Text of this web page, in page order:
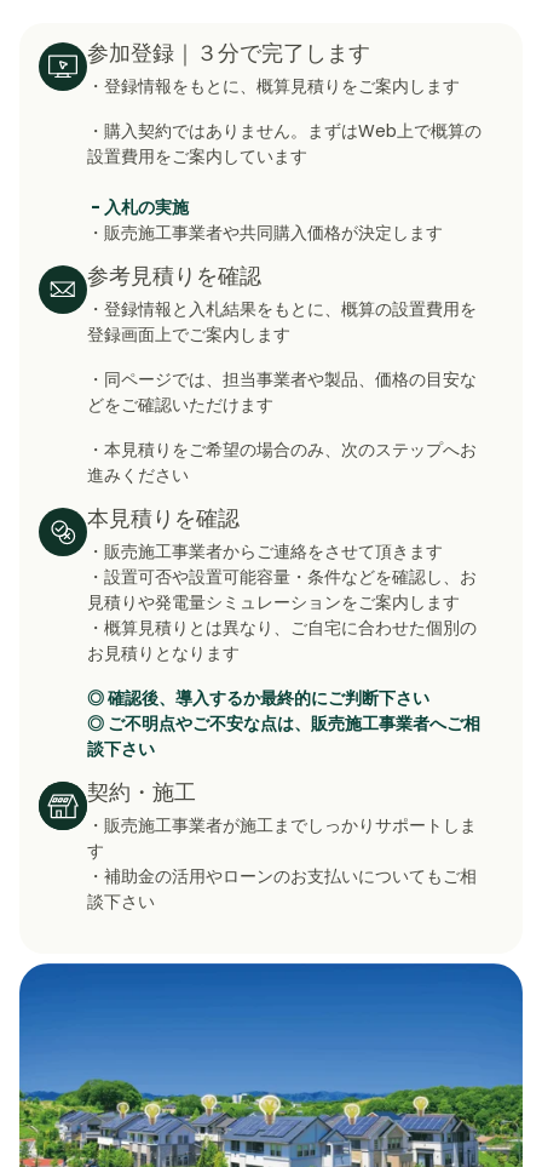
参加登録｜３分で完了します
・登録情報をもとに、概算見積りをご案内します
・購入契約ではありません。まずはWeb上で概算の
設置費用をご案内しています
- 入札の実施
・販売施工事業者や共同購入価格が決定します
参考見積りを確認
・登録情報と入札結果をもとに、概算の設置費用を
登録画面上でご案内します
・同ページでは、担当事業者や製品、価格の目安な
どをご確認いただけます
・本見積りをご希望の場合のみ、次のステップへお
進みください
本見積りを確認
・販売施工事業者からご連絡をさせて頂きます
・設置可否や設置可能容量・条件などを確認し、お
見積りや発電量シミュレーションをご案内します
・概算見積りとは異なり、ご自宅に合わせた個別の
お見積りとなります
◎ 確認後、導入するか最終的にご判断下さい
◎ ご不明点やご不安な点は、販売施工事業者へご相
談下さい
契約・施工
・販売施工事業者が施工までしっかりサポートしま
す
・補助金の活用やローンのお支払いについてもご相
談下さい